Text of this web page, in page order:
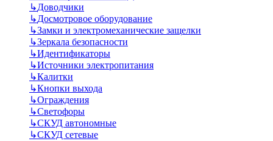
↳Доводчики
↳Досмотровое оборудование
↳Замки и электромеханические защелки
↳Зеркала безопасности
↳Идентификаторы
↳Источники электропитания
↳Калитки
↳Кнопки выхода
↳Ограждения
↳Светофоры
↳СКУД автономные
↳СКУД сетевые